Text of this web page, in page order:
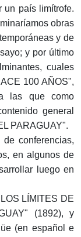
un país limítrofe.
obras
y de
y por último
cuales
100 AÑOS",
a las que como
general
PARAGUAY".
conferencias,
en algunos de
luego en
LÍMITES DE
(1892), y
(en español e